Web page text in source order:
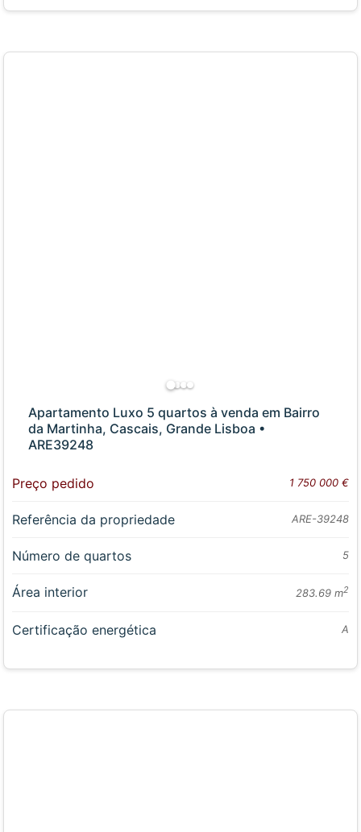
Apartamento Luxo 5 quartos à venda em Bairro
da Martinha, Cascais, Grande Lisboa •
ARE39248
Preço pedido 1 750 000 €
Referência da propriedade ARE-39248
Número de quartos 5
Área interior 283.69 m2
Certificação energética A